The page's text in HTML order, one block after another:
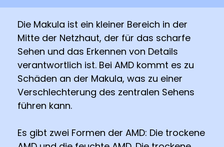
Die Makula ist ein kleiner Bereich in der
Mitte der Netzhaut, der für das scharfe
Sehen und das Erkennen von Details
verantwortlich ist. Bei AMD kommt es zu
Schäden an der Makula, was zu einer
Verschlechterung des zentralen Sehens
führen kann.
Es gibt zwei Formen der AMD: Die trockene